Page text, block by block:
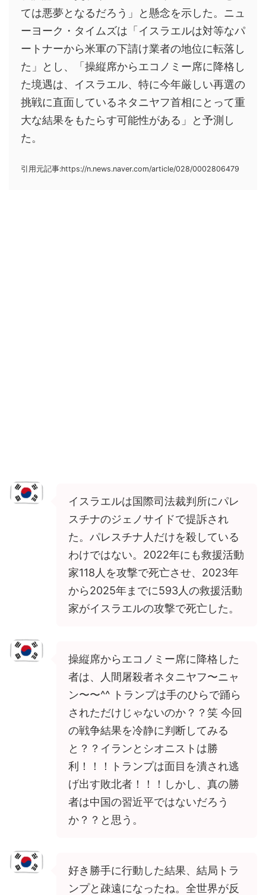
ては悪夢となるだろう」と懸念を示した。ニュ
ーヨーク・タイムズは「イスラエルは対等なパ
ートナーから米軍の下請け業者の地位に転落し
た」とし、「操縦席からエコノミー席に降格し
た境遇は、イスラエル、特に今年厳しい再選の
挑戦に直面しているネタニヤフ首相にとって重
大な結果をもたらす可能性がある」と予測し
た。
引用元記事:https://n.news.naver.com/article/028/0002806479
イスラエルは国際司法裁判所にパレ
スチナのジェノサイドで提訴され
た。パレスチナ人だけを殺している
わけではない。2022年にも救援活動
家118人を攻撃で死亡させ、2023年
から2025年までに593人の救援活動
家がイスラエルの攻撃で死亡した。
操縦席からエコノミー席に降格した
者は、人間屠殺者ネタニヤフ〜ニャ
ン〜〜^^ トランプは手のひらで踊ら
されただけじゃないのか？？笑 今回
の戦争結果を冷静に判断してみる
と？？イランとシオニストは勝
利！！！トランプは面目を潰され逃
げ出す敗北者！！！しかし、真の勝
者は中国の習近平ではないだろう
か？？と思う。
好き勝手に行動した結果、結局トラ
ンプと疎遠になったね。全世界が反